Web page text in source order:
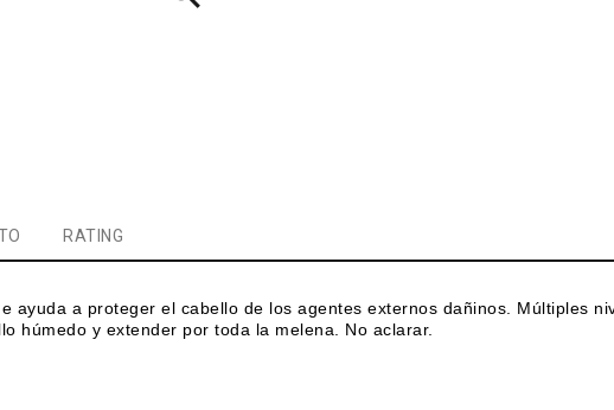
RATING
ayuda a proteger el cabello de los agentes externos dañinos. Múltiples
húmedo y extender por toda la melena. No aclarar.